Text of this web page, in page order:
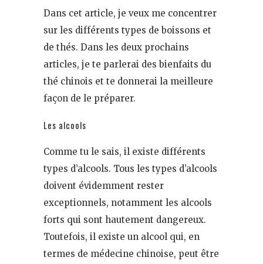
Dans cet article, je veux me concentrer
sur les différents types de boissons et
de thés. Dans les deux prochains
articles, je te parlerai des bienfaits du
thé chinois et te donnerai la meilleure
façon de le préparer.
Les alcools
Comme tu le sais, il existe différents
types d’alcools. Tous les types d’alcools
doivent évidemment rester
exceptionnels, notamment les alcools
forts qui sont hautement dangereux.
Toutefois, il existe un alcool qui, en
termes de médecine chinoise, peut être